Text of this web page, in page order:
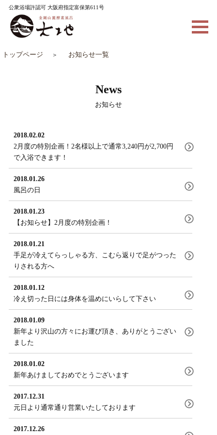
公衆浴場許認可 大阪府指定富保第611号
トップページ お知らせ一覧
News
お知らせ
2018.02.02
2月度の特別企画！2名様以上で通常3,240円が2,700円
で入浴できます！
2018.01.26
風呂の日
2018.01.23
【お知らせ】2月度の特別企画！
2018.01.21
手足が冷えてらっしゃる方、こむら返りで足がつった
りされる方へ
2018.01.12
冷え切った日には身体を温めにいらして下さい
2018.01.09
新年より沢山の方々にお運び頂き、ありがとうござい
ました
2018.01.02
新年あけましておめでとうございます
2017.12.31
元日より通常通り営業いたしております
2017.12.26